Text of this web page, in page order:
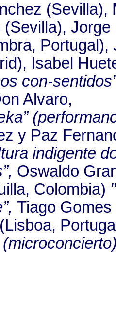
(Sevilla),
Jorge
Portugal),
Isabel
con-
Alvaro,
y Paz
indigente
Oswaldo
Colombia)
Tiago Gomes